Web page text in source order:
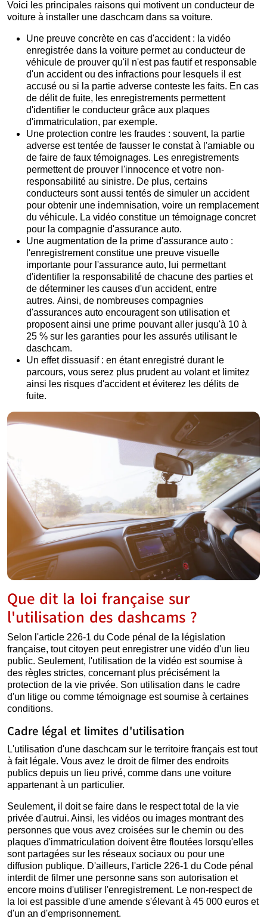
Voici les principales raisons qui motivent un conducteur de
voiture à installer une daschcam dans sa voiture.
Une preuve concrète en cas d'accident : la vidéo
enregistrée dans la voiture permet au conducteur de
véhicule de prouver qu'il n'est pas fautif et responsable
d'un accident ou des infractions pour lesquels il est
accusé ou si la partie adverse conteste les faits. En cas
de délit de fuite, les enregistrements permettent
d'identifier le conducteur grâce aux plaques
d'immatriculation, par exemple.
Une protection contre les fraudes : souvent, la partie
adverse est tentée de fausser le constat à l'amiable ou
de faire de faux témoignages. Les enregistrements
permettent de prouver l'innocence et votre non-
responsabilité au sinistre. De plus, certains
conducteurs sont aussi tentés de simuler un accident
pour obtenir une indemnisation, voire un remplacement
du véhicule. La vidéo constitue un témoignage concret
pour la compagnie d'assurance auto.
Une augmentation de la prime d'assurance auto :
l'enregistrement constitue une preuve visuelle
importante pour l'assurance auto, lui permettant
d'identifier la responsabilité de chacune des parties et
de déterminer les causes d'un accident, entre
autres. Ainsi, de nombreuses compagnies
d'assurances auto encouragent son utilisation et
proposent ainsi une prime pouvant aller jusqu'à 10 à
25 % sur les garanties pour les assurés utilisant le
daschcam.
Un effet dissuasif : en étant enregistré durant le
parcours, vous serez plus prudent au volant et limitez
ainsi les risques d'accident et éviterez les délits de
fuite.
Que dit la loi française sur
l'utilisation des dashcams ?
Selon l'article 226-1 du Code pénal de la législation
française, tout citoyen peut enregistrer une vidéo d'un lieu
public. Seulement, l'utilisation de la vidéo est soumise à
des règles strictes, concernant plus précisément la
protection de la vie privée. Son utilisation dans le cadre
d'un litige ou comme témoignage est soumise à certaines
conditions.
Cadre légal et limites d'utilisation
L'utilisation d'une daschcam sur le territoire français est tout
à fait légale. Vous avez le droit de filmer des endroits
publics depuis un lieu privé, comme dans une voiture
appartenant à un particulier.
Seulement, il doit se faire dans le respect total de la vie
privée d'autrui. Ainsi, les vidéos ou images montrant des
personnes que vous avez croisées sur le chemin ou des
plaques d'immatriculation doivent être floutées lorsqu'elles
sont partagées sur les réseaux sociaux ou pour une
diffusion publique. D'ailleurs, l'article 226-1 du Code pénal
interdit de filmer une personne sans son autorisation et
encore moins d'utiliser l'enregistrement. Le non-respect de
la loi est passible d'une amende s'élevant à 45 000 euros et
d'un an d'emprisonnement.